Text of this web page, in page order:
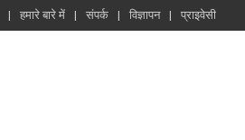
हमारे बारे में संपर्क विज्ञापन प्राइवेसी